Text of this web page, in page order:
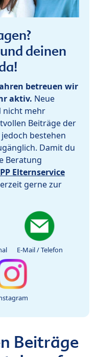
deinen
betreuen wir
aktiv. Neue
nicht mehr
Beiträge der
bestehen
Damit du
Beratung
Elternservice
gerne zur
E-Mail / Telefon
Beiträge